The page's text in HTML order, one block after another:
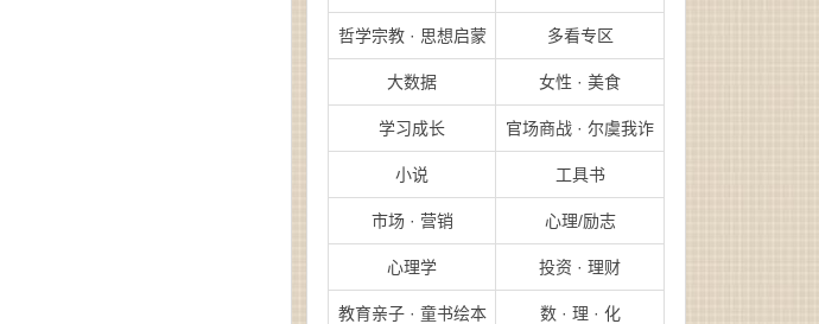
哲学宗教 · 思想启蒙 多看专区
大数据 女性 · 美食
学习成长 官场商战 · 尔虞我诈
小说 工具书
市场 · 营销 心理/励志
心理学 投资 · 理财
教育亲子 · 童书绘本 数 · 理 · 化